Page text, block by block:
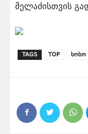
მელაძისთვის
TAGS TOP სოსო